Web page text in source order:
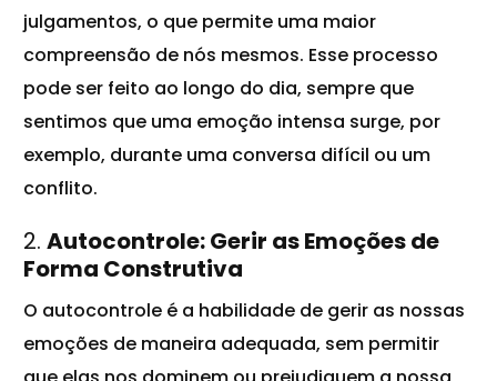
julgamentos, o que permite uma maior
compreensão de nós mesmos. Esse processo
pode ser feito ao longo do dia, sempre que
sentimos que uma emoção intensa surge, por
exemplo, durante uma conversa difícil ou um
conflito.
2.Autocontrole: Gerir as Emoções de
Forma Construtiva
O autocontrole é a habilidade de gerir as nossas
emoções de maneira adequada, sem permitir